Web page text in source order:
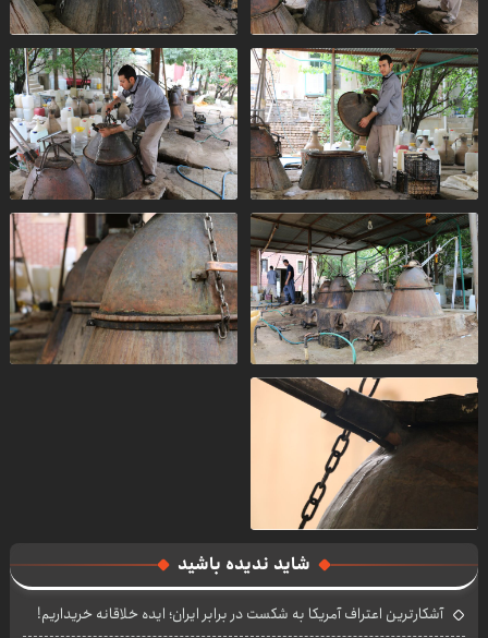
شاید ندیده باشید
آشکارترین اعتراف آمریکا به شکست در برابر ایران؛ ایده خلاقانه خریداریم!